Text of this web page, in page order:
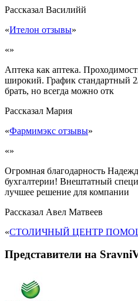
Рассказал Василийй
«Ителон отзывы»
«»
Аптека как аптека.
широкий. График стандартный
брать, но всегда можно отк
Рассказал Мария
«Фармимэкс отзывы»
«»
Огромная благодарность
бухгалтерии! Внештатный
лучшее решение для компании
Рассказал Авел Матвеев
«СТОЛИЧНЫЙ ЦЕНТР
Представители на